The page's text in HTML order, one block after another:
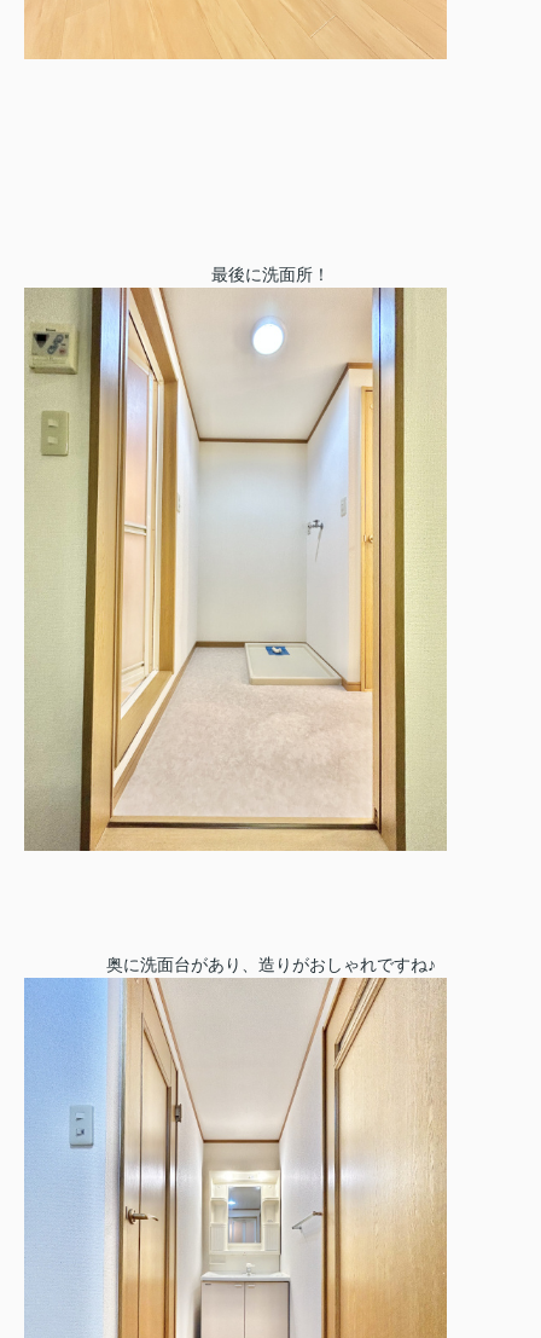
最後に洗面所！
奥に洗面台があり、造りがおしゃれですね♪